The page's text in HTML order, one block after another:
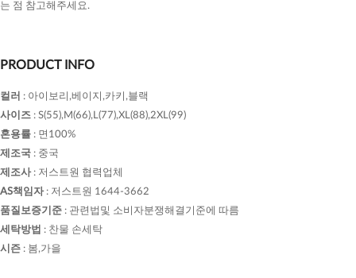
는 점 참고해주세요.
PRODUCT INFO
컬러 : 아이보리,베이지,카키,블랙
사이즈 : S(55),M(66),L(77),XL(88),2XL(99)
혼용률 : 면100%
제조국 : 중국
제조사: 저스트원 협력업체
AS책임자: 저스트원 1644-3662
품질보증기준 : 관련법및 소비자분쟁해결기준에 따름
세탁방법 : 찬물 손세탁
시즌 : 봄,가을